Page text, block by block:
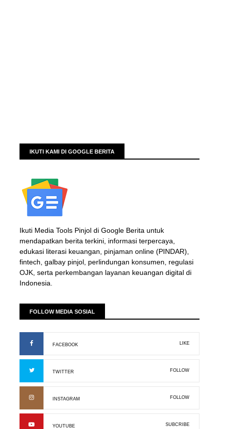
IKUTI KAMI DI GOOGLE BERITA
Ikuti Media Tools Pinjol di Google Berita untuk
mendapatkan berita terkini, informasi terpercaya,
edukasi literasi keuangan, pinjaman online (PINDAR),
fintech, galbay pinjol, perlindungan konsumen, regulasi
OJK, serta perkembangan layanan keuangan digital di
Indonesia.
FOLLOW MEDIA SOSIAL
FACEBOOK LIKE
TWITTER FOLLOW
INSTAGRAM FOLLOW
YOUTUBE SUBCRIBE